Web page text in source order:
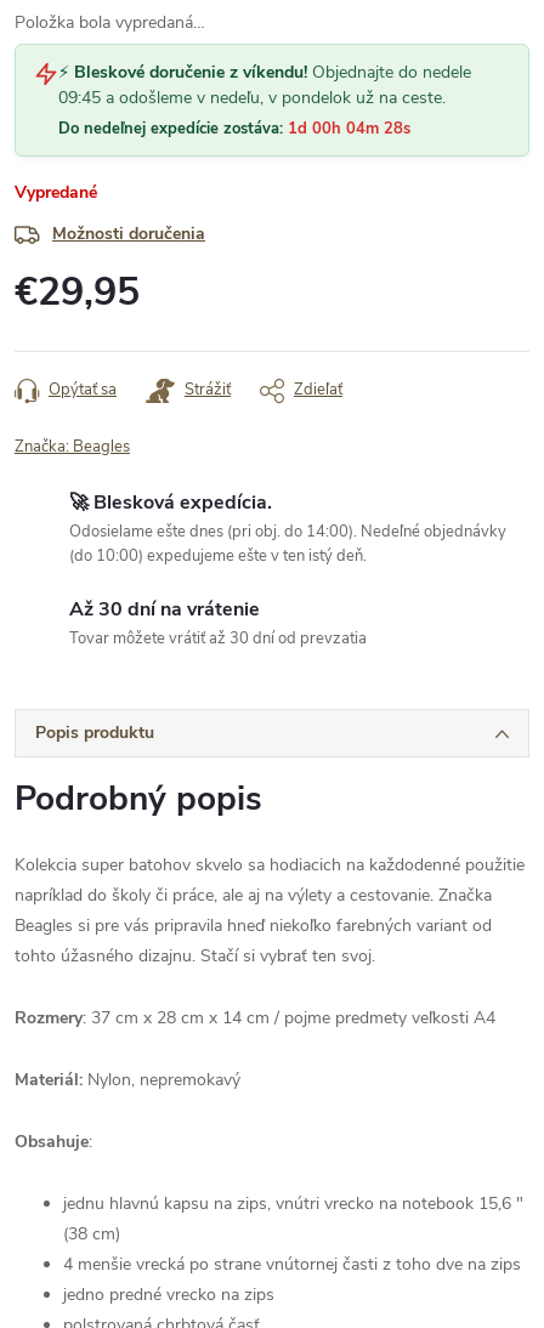
Položka bola vypredaná…
⚡ Bleskové doručenie z víkendu! Objednajte do nedele
09:45 a odošleme v nedeľu, v pondelok už na ceste.
Do nedeľnej expedície zostáva: 1d 00h 04m 28s
Vypredané
Možnosti doručenia
€29,95
cena:
Opýtať sa Strážiť Zdieľať
Značka: Beagles
🚀 Blesková expedícia.
Odosielame ešte dnes (pri obj. do 14:00). Nedeľné objednávky
(do 10:00) expedujeme ešte v ten istý deň.
Až 30 dní na vrátenie
Tovar môžete vrátiť až 30 dní od prevzatia
Popis produktu
Podrobný popis
Kolekcia super batohov skvelo sa hodiacich na každodenné použitie
napríklad do školy či práce, ale aj na výlety a cestovanie. Značka
Beagles si pre vás pripravila hneď niekoľko farebných variant od
tohto úžasného dizajnu. Stačí si vybrať ten svoj.
Rozmery: 37 cm x 28 cm x 14 cm / pojme predmety veľkosti A4
Materiál: Nylon, nepremokavý
Obsahuje:
jednu hlavnú kapsu na zips, vnútri vrecko na notebook 15,6 "
(38 cm)
4 menšie vrecká po strane vnútornej časti z toho dve na zips
jedno predné vrecko na zips